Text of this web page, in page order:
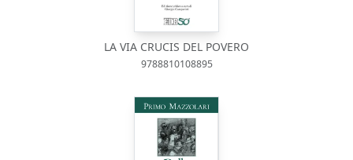
LA VIA CRUCIS DEL POVERO
9788810108895